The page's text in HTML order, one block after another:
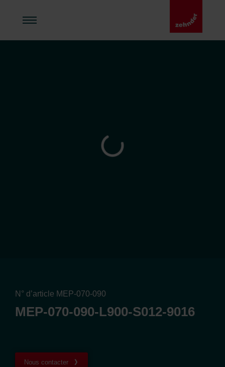
N° d’article MEP-070-090
MEP-070-090-L900-S012-9016
Nous contacter